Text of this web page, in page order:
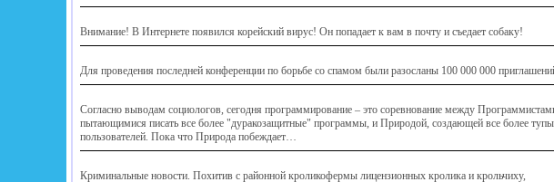
Внимание! В Интернете появился корейский вирус! Он попадает к вам в почту и съедает собаку!
Для проведения последней конференции по борьбе со спамом были разосланы 100 000 000
Согласно выводам социологов, сегодня программирование – это соревнование между
пытающимися писать все более "дуракозащитные" программы, и Природой, создающей все более
пользователей. Пока что Природа побеждает…
Криминальные новости. Похитив с районной кроликофермы лицензионных кролика и крольчиху,